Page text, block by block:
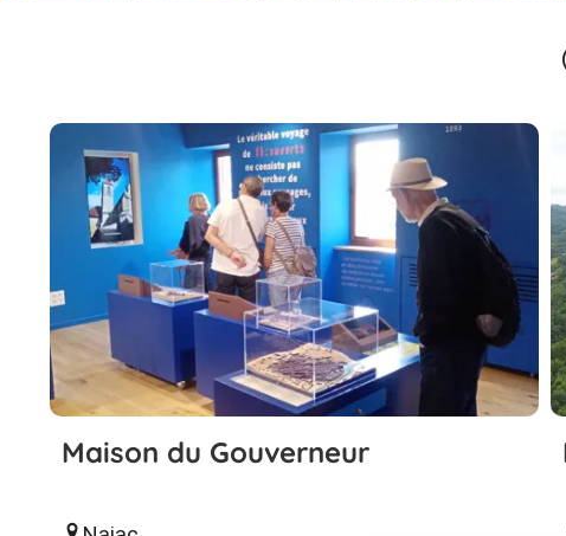
Maison du Gouverneur